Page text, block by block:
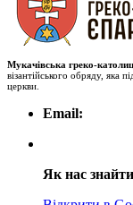
Мукачівська греко-
візантійського обряду, яка
церкви.
Email:
Як нас знайти